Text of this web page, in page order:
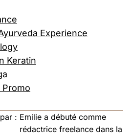
Experience
Keratin
Promo
: Emilie a débuté comme
rédactrice freelance dans la